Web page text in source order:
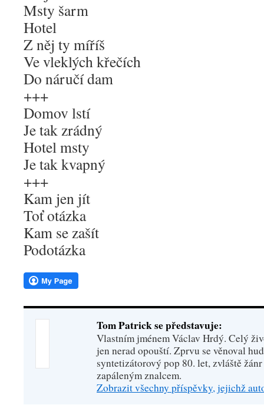
Msty šarm
Hotel
Z něj ty míříš
Ve vleklých křečích
Do náručí dam
+++
Domov lstí
Je tak zrádný
Hotel msty
Je tak kvapný
+++
Kam jen jít
Toť otázka
Kam se zašít
Podotázka
Tom Patrick se představuje:
Vlastním jménem Václav Hrdý. Celý
jen nerad opouští. Zprvu se věnoval
syntetizátorový pop 80. let, zvláště
zapáleným znalcem.
Zobrazit všechny příspěvky, jejichž